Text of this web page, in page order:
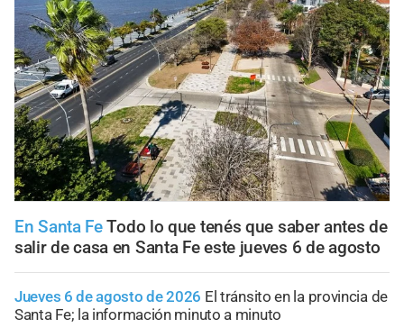
En Santa Fe Todo lo que tenés que saber antes de
salir de casa en Santa Fe este jueves 6 de agosto
Jueves 6 de agosto de 2026 El tránsito en la provincia de
Santa Fe; la información minuto a minuto